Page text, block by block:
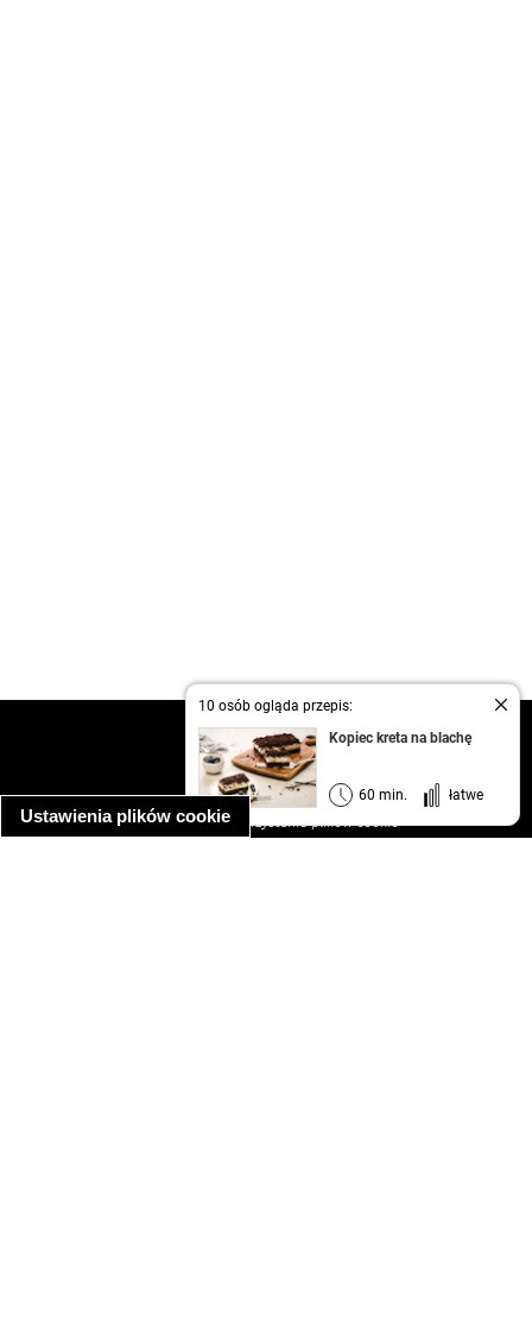
Ustawienia plików cookie
10 osób ogląda przepis:
Kopiec kreta na blachę
60 min. łatwe
kontakt
regulamin
informacja o prywatności
informacja o wykorzystaniu plików cookie